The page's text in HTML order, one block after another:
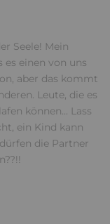
Seele! Mein
es einen von uns
aber das kommt
Leute, die es
können... Lass
ein Kind kann
die Partner